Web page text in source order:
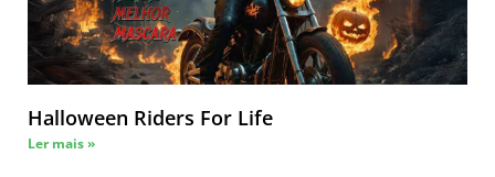
Halloween Riders For Life
Ler mais »